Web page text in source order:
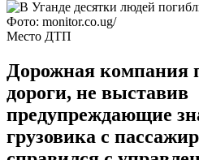
Фото: monitor.co.ug/
Место ДТП
Дорожная компания
дороги, не выставив
предупреждающие
грузовика с